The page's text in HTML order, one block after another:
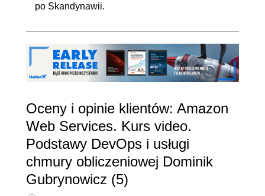
po Skandynawii.
Oceny i opinie klientów: Amazon
Web Services. Kurs video.
Podstawy DevOps i usługi
chmury obliczeniowej Dominik
Gubrynowicz (5)